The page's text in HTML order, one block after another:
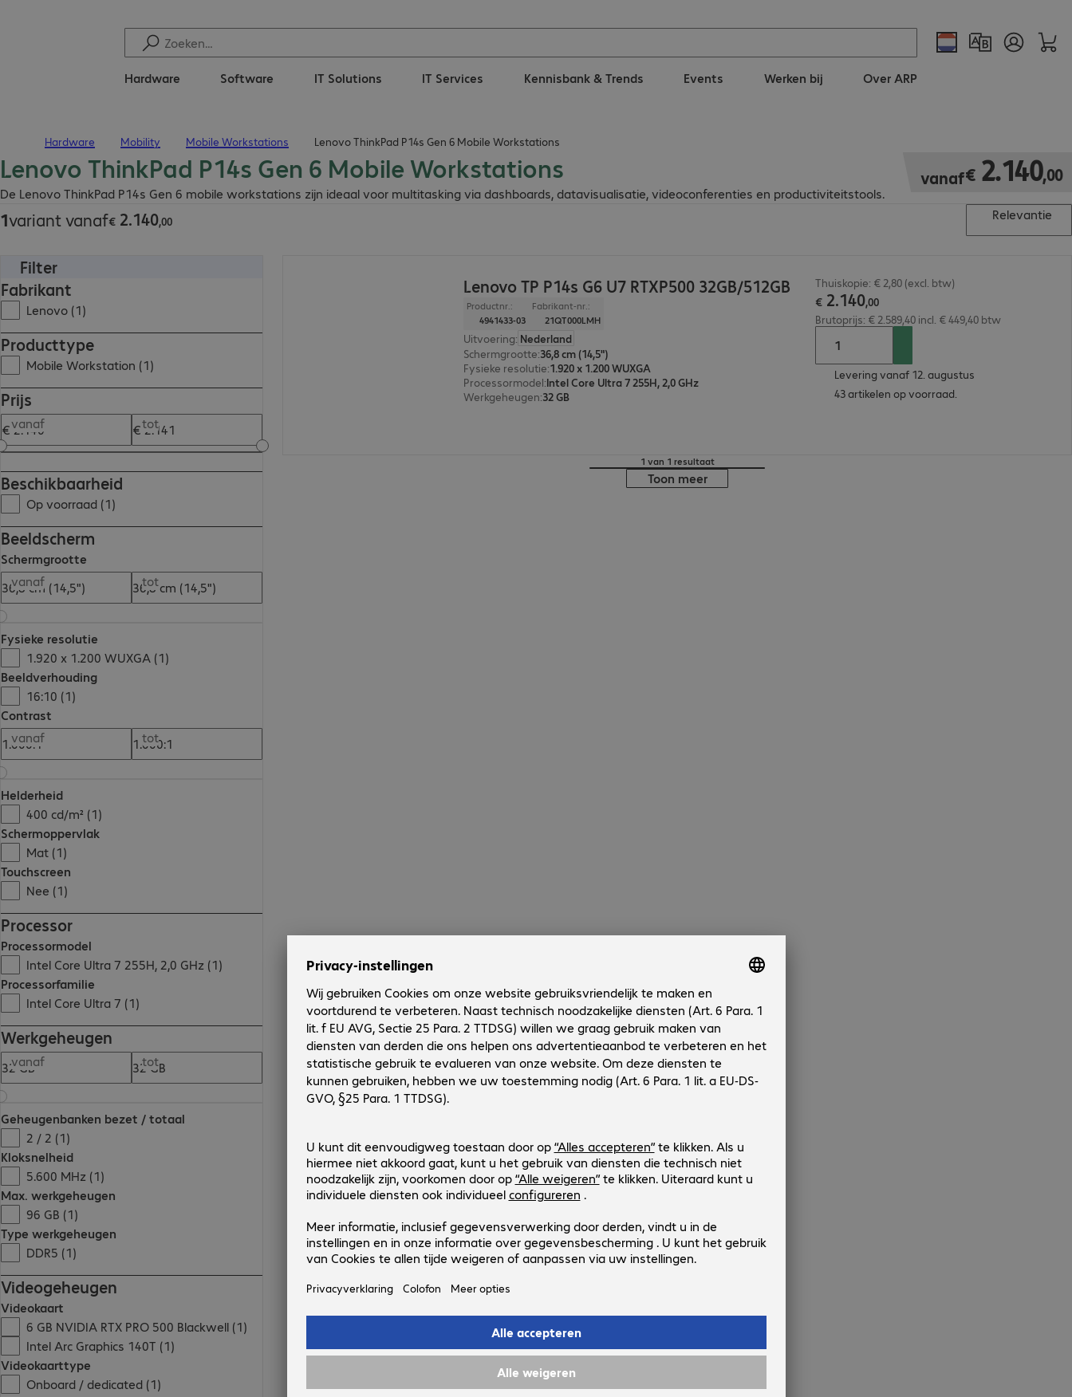
Hardware Software IT Solutions IT Services Kennisbank & Trends Events Werken bij Over ARP
Hardware Mobility Mobile Workstations Lenovo ThinkPad P14s Gen 6 Mobile Workstations
Lenovo ThinkPad P14s Gen 6 Mobile Workstations
De Lenovo ThinkPad P14s Gen 6 mobile workstations zijn ideaal voor multitasking via dashboards, datavisualisatie, videoconferenties en productiviteitstools.
vanaf€ 2.140,00
€ 2.140,00
1variant vanaf€ 2.140,00
€ 2.140,00
Relevantie
Filter
Fabrikant
Lenovo (1)
Producttype
Mobile Workstation (1)
Prijs
vanaf tot
Beschikbaarheid
Op voorraad (1)
Beeldscherm
Schermgrootte
vanaf
tot
Fysieke resolutie
1.920 x 1.200 WUXGA (1)
Beeldverhouding
16:10 (1)
Contrast
vanaf
tot
Helderheid
400 cd/m² (1)
Schermoppervlak
Mat (1)
Touchscreen
Nee (1)
Processor
Processormodel
Intel Core Ultra 7 255H, 2,0 GHz (1)
Processorfamilie
Intel Core Ultra 7 (1)
Werkgeheugen
vanaf tot
Geheugenbanken bezet / totaal
2 / 2 (1)
Kloksnelheid
5.600 MHz (1)
Max. werkgeheugen
96 GB (1)
Type werkgeheugen
DDR5 (1)
Videogeheugen
Videokaart
6 GB NVIDIA RTX PRO 500 Blackwell (1)
Intel Arc Graphics 140T (1)
Videokaarttype
Onboard / dedicated (1)
Lenovo TP P14s G6 U7 RTXP500 32GB/512GB
Productnr.:
4941433-03
Fabrikant-nr.:
21QT000LMH
Uitvoering: Nederland
Schermgrootte:36,8 cm (14,5")
Fysieke resolutie:1.920 x 1.200 WUXGA
Processormodel:Intel Core Ultra 7 255H, 2,0 GHz
Werkgeheugen:32 GB
Thuiskopie: € 2,80 (excl. btw)
€ 2.140,00
Brutoprijs: € 2.589,40 incl. € 449,40 btw
Levering vanaf 12. augustus
43 artikelen op voorraad.
1 van 1 resultaat
Toon meer